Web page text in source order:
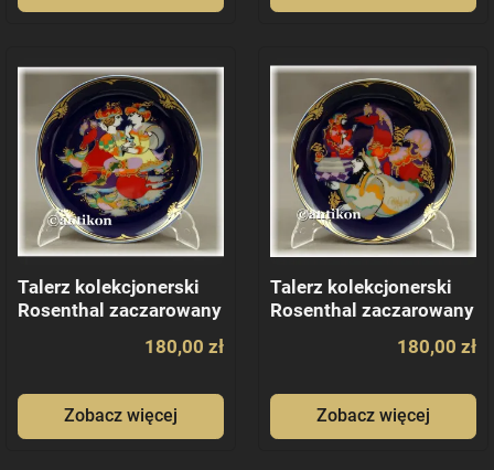
Talerz kolekcjonerski
Rosenthal zaczarowany
180,00 zł
Zobacz więcej
Talerz kolekcjonerski
Rosenthal zaczarowany
180,00 zł
Zobacz więcej